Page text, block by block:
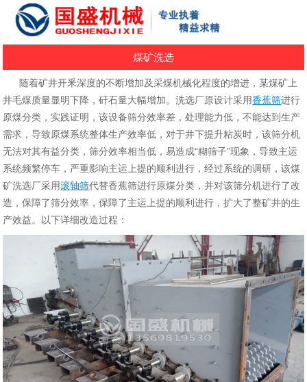
煤矿洗选
随着矿井开釆深度的不断增加及采煤机械化程度的增进，某煤矿上
井毛煤质量显明下降，矸石量大幅增加。洗选厂原设计采用香蕉筛进行
原煤分类，实践证明，该设备筛分效率差，处理能力低，不能达到生产
需求，导致原煤系统整体生产效率低，对于井下提升粘炭时，该筛分机
无法对其有益分类，筛分效率相当低，易造成“糊筛子”现象，导致主运
系统频繁停车，严重影响主运上提的顺利进行，经过系统的调研，该煤
矿洗选厂采用滚轴筛代替香蕉筛进行原煤分类，并对该筛分机进行了改
造，保障了筛分效率，保障了主运上提的顺利进行，扩大了整矿井的生
产效益。以下详细改造过程：